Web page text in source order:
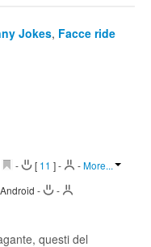
Jokes, Facce ride
- [ 11 ]- -More...
- -
questi del